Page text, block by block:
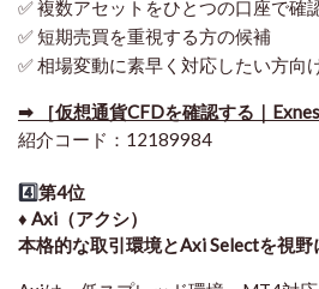
✅ 複数アセットをひとつの口座で確
✅ 短期売買を重視する方の候補
✅ 相場変動に素早く対応したい方向
➡ ［仮想通貨CFDを確認する｜
紹介コード：12189984
4️⃣第4位
♦️ Axi（アクシ）
本格的な取引環境とAxi Selectを視